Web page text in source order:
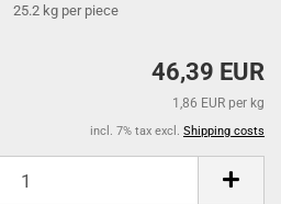
25.2 kg per piece
46,39 EUR
1,86 EUR per kg
incl. 7% tax excl. Shipping costs